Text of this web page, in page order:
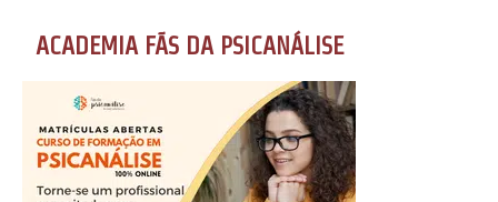
ACADEMIA FÃS DA PSICANÁLISE